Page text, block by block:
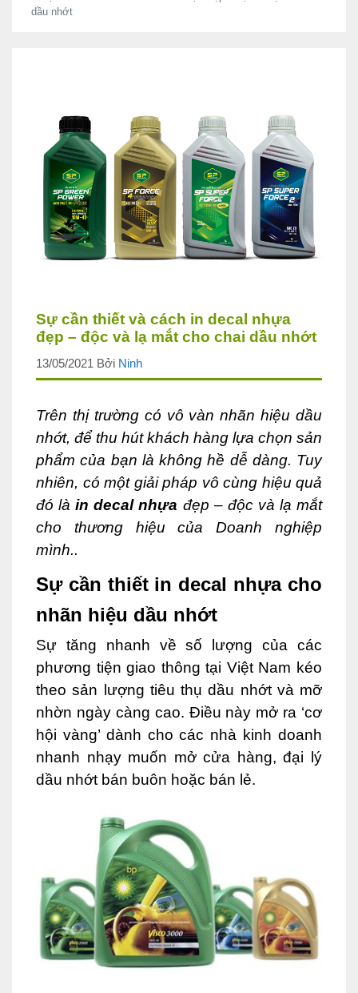
dầu nhớt
Sự cần thiết và cách in decal nhựa
đẹp – độc và lạ mắt cho chai dầu nhớt
13/05/2021 Bởi Ninh
Trên thị trường có vô vàn nhãn hiệu dầu
nhớt, để thu hút khách hàng lựa chọn sản
phẩm của bạn là không hề dễ dàng. Tuy
nhiên, có một giải pháp vô cùng hiệu quả
đó làin decal nhựa đẹp – độc và lạ mắt
cho thương hiệu của Doanh nghiệp
mình..
Sự cần thiết in decal nhựa cho
nhãn hiệu dầu nhớt
Sự tăng nhanh về số lượng của các
phương tiện giao thông tại Việt Nam kéo
theo sản lượng tiêu thụ dầu nhớt và mỡ
nhờn ngày càng cao. Điều này mở ra ‘cơ
hội vàng’ dành cho các nhà kinh doanh
nhanh nhạy muốn mở cửa hàng, đại lý
dầu nhớt bán buôn hoặc bán lẻ.